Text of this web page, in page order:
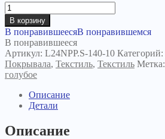
Количество
товара
Покрывало
Симба
голубое
В корзину
В понравившеесяВ понравившемся
В понравившееся
Артикул: L24NPP.S-140-10 Категорий:
Покрывала, Текстиль, Текстиль Метка:
голубое
Описание
Детали
Описание